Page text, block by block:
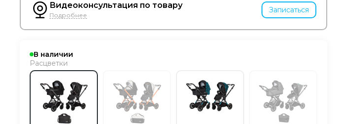
Видеоконсультация по товару
Подробнее
Записаться
В наличии
Расцветки